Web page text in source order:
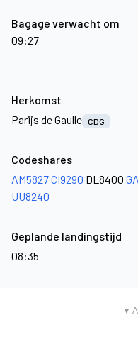
Bagage verwacht om
09:27
Herkomst
Parijs de Gaulle CDG
Codeshares
AM5827CI9290 DL8400
UU8240
Geplande landingstijd
08:35
▼